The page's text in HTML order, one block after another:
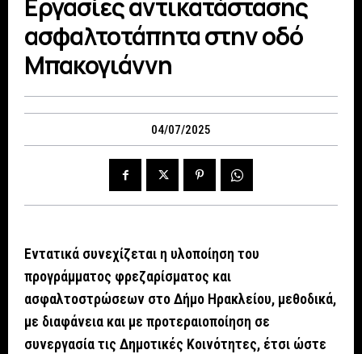
Εργασίες αντικατάστασης
ασφαλτοτάπητα στην οδό
Μπακογιάννη
04/07/2025
Εντατικά συνεχίζεται η υλοποίηση του
προγράμματος φρεζαρίσματος και
ασφαλτοστρώσεων στο Δήμο Ηρακλείου, μεθοδικά,
με διαφάνεια και με προτεραιοποίηση σε
συνεργασία τις Δημοτικές Κοινότητες, έτσι ώστε